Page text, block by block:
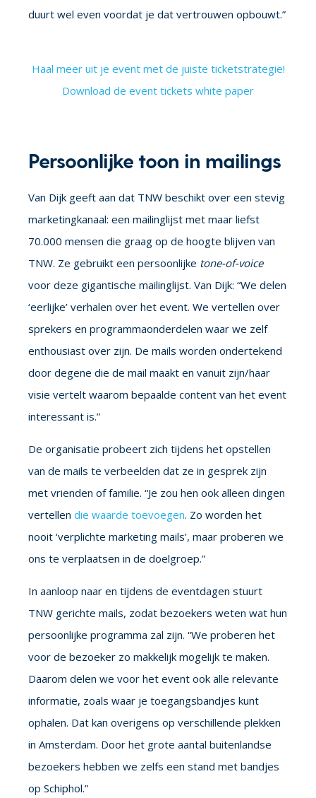
duurt wel even voordat je dat vertrouwen opbouwt.”
Haal meer uit je event met de juiste ticketstrategie!
Download de event tickets white paper
Persoonlijke toon in mailings
Van Dijk geeft aan dat TNW beschikt over een stevig
marketingkanaal: een mailinglijst met maar liefst
70.000 mensen die graag op de hoogte blijven van
TNW. Ze gebruikt een persoonlijke tone-of-voice
voor deze gigantische mailinglijst. Van Dijk: “We delen
‘eerlijke’ verhalen over het event. We vertellen over
sprekers en programmaonderdelen waar we zelf
enthousiast over zijn. De mails worden ondertekend
door degene die de mail maakt en vanuit zijn/haar
visie vertelt waarom bepaalde content van het event
interessant is.”
De organisatie probeert zich tijdens het opstellen
van de mails te verbeelden dat ze in gesprek zijn
met vrienden of familie. “Je zou hen ook alleen dingen
vertellen die waarde toevoegen. Zo worden het
nooit ‘verplichte marketing mails’, maar proberen we
ons te verplaatsen in de doelgroep.”
In aanloop naar en tijdens de eventdagen stuurt
TNW gerichte mails, zodat bezoekers weten wat hun
persoonlijke programma zal zijn. “We proberen het
voor de bezoeker zo makkelijk mogelijk te maken.
Daarom delen we voor het event ook alle relevante
informatie, zoals waar je toegangsbandjes kunt
ophalen. Dat kan overigens op verschillende plekken
in Amsterdam. Door het grote aantal buitenlandse
bezoekers hebben we zelfs een stand met bandjes
op Schiphol.”